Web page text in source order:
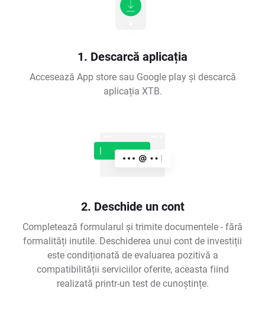
1. Descarcă aplicația
Accesează App store sau Google play și descarcă
aplicația XTB.
2. Deschide un cont
Completează formularul și trimite documentele - fără
formalități inutile. Deschiderea unui cont de investiții
este condiționată de evaluarea pozitivă a
compatibilității serviciilor oferite, aceasta fiind
realizată printr-un test de cunoștințe.